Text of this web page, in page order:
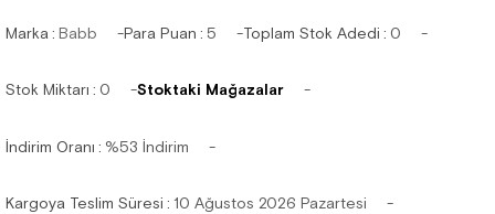
Marka : Babb Para Puan : 5 Toplam Stok Adedi : 0
Stok Miktarı : 0 Stoktaki Mağazalar
İndirim Oranı : %53 İndirim
Kargoya Teslim Süresi : 10 Ağustos 2026 Pazartesi